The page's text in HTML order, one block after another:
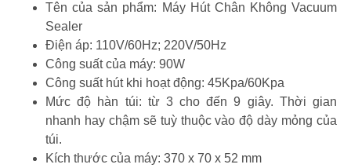
Tên của sản phẩm: Máy Hút Chân Không Vacuum
Sealer
Điện áp: 110V/60Hz; 220V/50Hz
Công suất của máy: 90W
Công suất hút khi hoạt động: 45Kpa/60Kpa
Mức độ hàn túi: từ 3 cho đến 9 giây. Thời gian
nhanh hay chậm sẽ tuỳ thuộc vào độ dày mỏng của
túi.
Kích thước của máy: 370 x 70 x 52 mm